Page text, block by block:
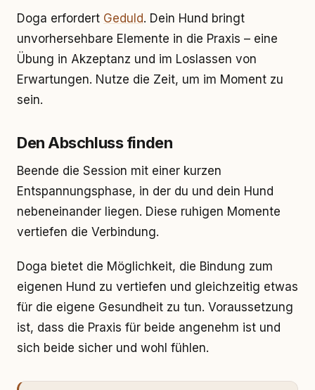
Doga erfordert Geduld. Dein Hund bringt
unvorhersehbare Elemente in die Praxis – eine
Übung in Akzeptanz und im Loslassen von
Erwartungen. Nutze die Zeit, um im Moment zu
sein.
Den Abschluss finden
Beende die Session mit einer kurzen
Entspannungsphase, in der du und dein Hund
nebeneinander liegen. Diese ruhigen Momente
vertiefen die Verbindung.
Doga bietet die Möglichkeit, die Bindung zum
eigenen Hund zu vertiefen und gleichzeitig etwas
für die eigene Gesundheit zu tun. Voraussetzung
ist, dass die Praxis für beide angenehm ist und
sich beide sicher und wohl fühlen.